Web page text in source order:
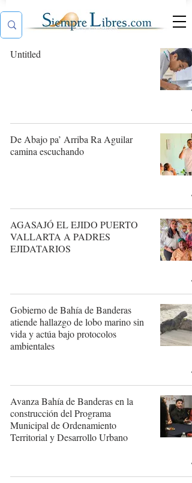
Untitled
De Abajo pa’ Arriba Ra Aguilar
camina escuchando
AGASAJÓ EL EJIDO PUERTO
VALLARTA A PADRES
EJIDATARIOS
Gobierno de Bahía de Banderas
atiende hallazgo de lobo marino sin
vida y actúa bajo protocolos
ambientales
Avanza Bahía de Banderas en la
construcción del Programa
Municipal de Ordenamiento
Territorial y Desarrollo Urbano